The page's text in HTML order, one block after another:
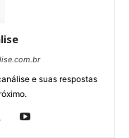
e suas respostas